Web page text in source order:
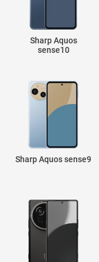
Sharp Aquos
sense10
Sharp Aquos sense9